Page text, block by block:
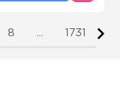
8 1731